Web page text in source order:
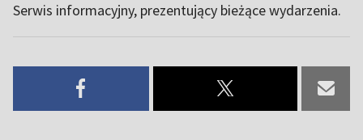
Serwis informacyjny, prezentujący bieżące wydarzenia.